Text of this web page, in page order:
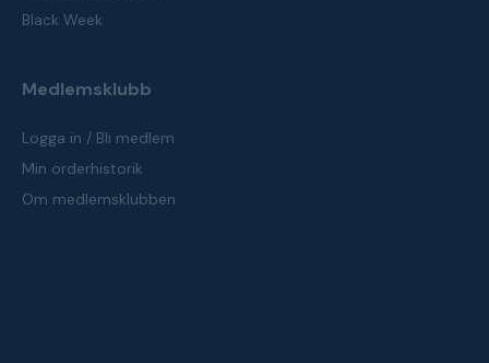
Black Week
Medlemsklubb
Logga in / Bli medlem
Min orderhistorik
Om medlemsklubben